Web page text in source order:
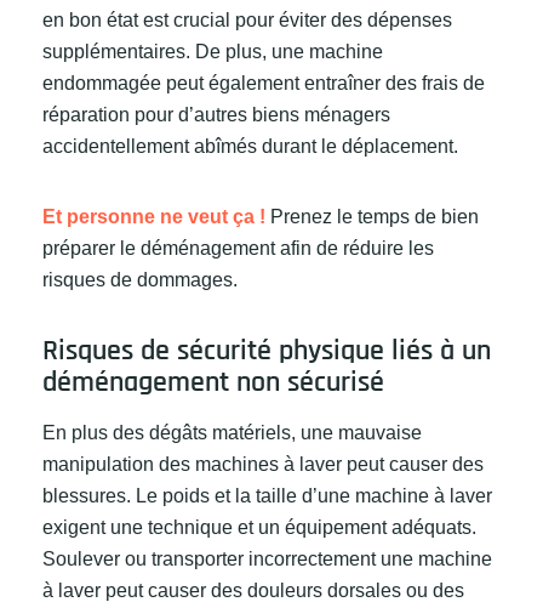
en bon état est crucial pour éviter des dépenses
supplémentaires. De plus, une machine
endommagée peut également entraîner des frais de
réparation pour d’autres biens ménagers
accidentellement abîmés durant le déplacement.
Et personne ne veut ça ! Prenez le temps de bien
préparer le déménagement afin de réduire les
risques de dommages.
Risques de sécurité physique liés à un
déménagement non sécurisé
En plus des dégâts matériels, une mauvaise
manipulation des machines à laver peut causer des
blessures. Le poids et la taille d’une machine à laver
exigent une technique et un équipement adéquats.
Soulever ou transporter incorrectement une machine
à laver peut causer des douleurs dorsales ou des